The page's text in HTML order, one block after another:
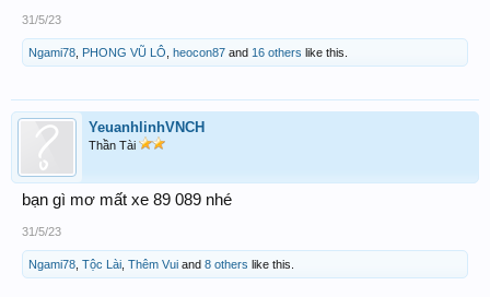
31/5/23
Ngami78 PHONG VŨ LÔ heocon87 and 16 others like this.
YeuanhlinhVNCH
Thần Tài
bạn gì mơ mất xe 89 089 nhé
31/5/23
Ngami78 Tộc Lài Thêm Vui and 8 others like this.